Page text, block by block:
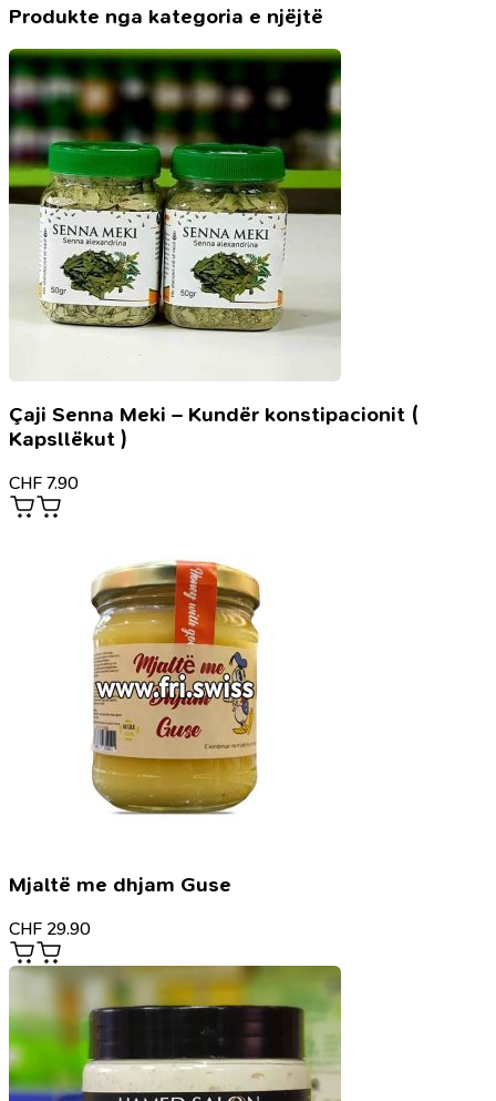
më
lartë
e
përsosjes
shpirtërore
Produkte nga kategoria e njëjtë
Çaji Senna Meki – Kundër konstipacionit (
Kapsllëkut )
CHF 7.90
Mjaltë me dhjam Guse
CHF 29.90